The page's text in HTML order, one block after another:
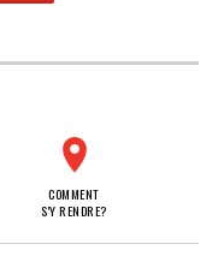
COMMENT
S'Y RENDRE?